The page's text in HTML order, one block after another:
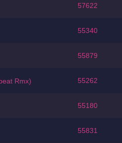
57622
55340
55879
Rmx) 55262
55180
55831